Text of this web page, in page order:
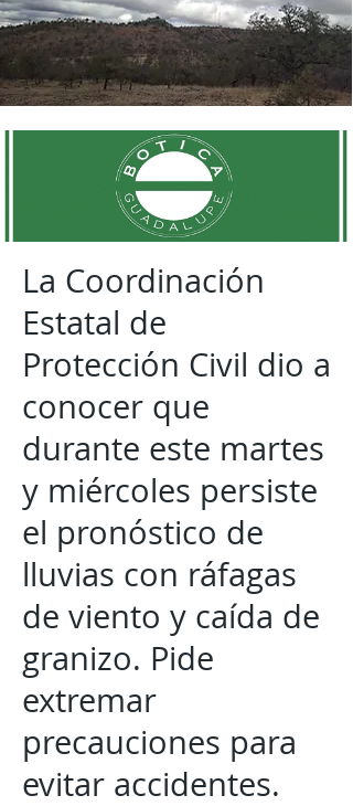
La Coordinación
Estatal de
Protección Civil dio a
conocer que
durante este martes
y miércoles persiste
el pronóstico de
lluvias con ráfagas
de viento y caída de
granizo. Pide
extremar
precauciones para
evitar accidentes.